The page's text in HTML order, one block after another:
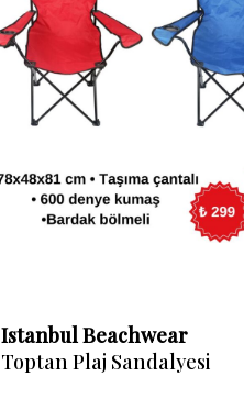
Istanbul Beachwear
Toptan Plaj Sandalyesi